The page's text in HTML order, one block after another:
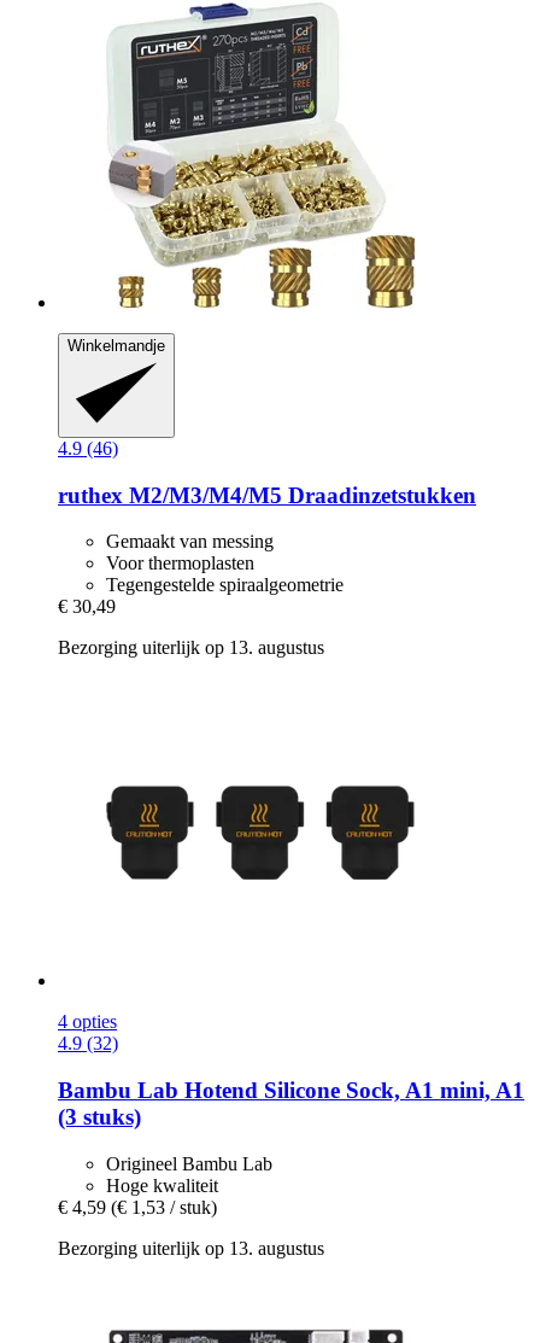
Winkelmandje
4.9 (46)
ruthex M2/M3/M4/M5 Draadinzetstukken
Gemaakt van messing
Voor thermoplasten
Tegengestelde spiraalgeometrie
€ 30,49
Bezorging uiterlijk op 13. augustus
4 opties
4.9 (32)
Bambu Lab Hotend Silicone Sock, A1 mini, A1
(3 stuks)
Origineel Bambu Lab
Hoge kwaliteit
€ 4,59 (€ 1,53 / stuk)
Bezorging uiterlijk op 13. augustus